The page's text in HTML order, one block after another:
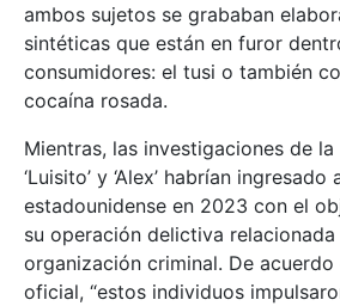
ambos sujetos se grababan
sintéticas que están en furor
consumidores: el tusi o también
cocaína rosada.
Mientras, las investigaciones de la
‘Luisito’ y ‘Alex’ habrían
estadounidense en 2023 con el
su operación delictiva relacionada
organización criminal. De
oficial, “estos individuos